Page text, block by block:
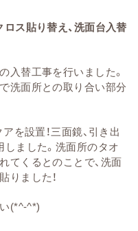
ス貼り替え、洗面台入替
入替工事を行いました。
洗面所との取り合い部分
を設置！三面鏡、引き出
ました。 洗面所のタオ
てくるとのことで、洗面
りました！
(*^-^*)